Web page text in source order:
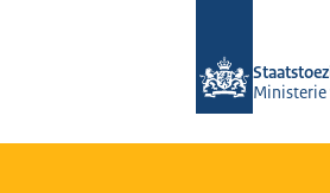
Ministerie